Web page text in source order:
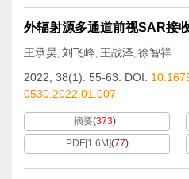
外辐射源多通道前视SAR接
王承昊, 刘飞峰, 王战泽, 徐智祥
2022, 38(1): 55-63.
DOI:
0530.2022.01.007
摘要(373)
PDF[1.6M](77)